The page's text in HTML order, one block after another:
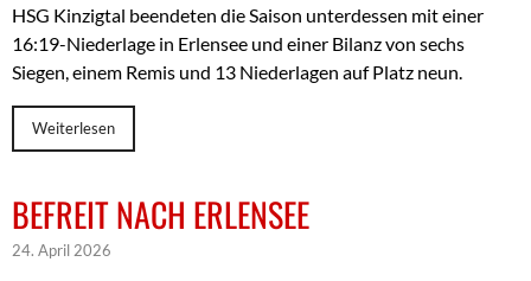
HSG Kinzigtal beendeten die Saison unterdessen mit einer
16:19-Niederlage in Erlensee und einer Bilanz von sechs
Siegen, einem Remis und 13 Niederlagen auf Platz neun.
Weiterlesen
BEFREIT NACH ERLENSEE
24. April 2026